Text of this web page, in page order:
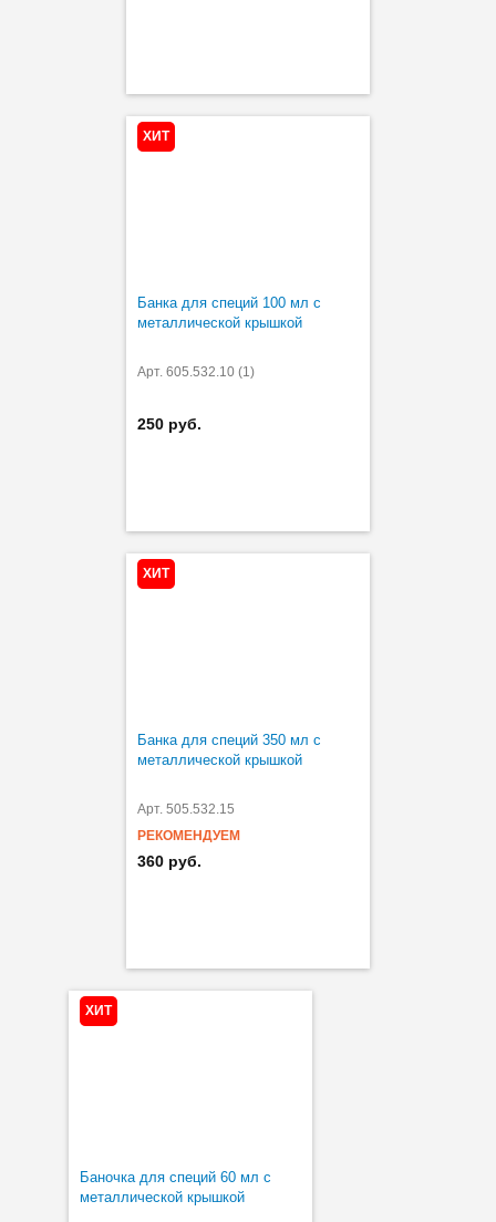
ХИТ
Банка для специй 100 мл с
металлической крышкой
Арт. 605.532.10 (1)
250 руб.
ХИТ
Банка для специй 350 мл с
металлической крышкой
Арт. 505.532.15
РЕКОМЕНДУЕМ
360 руб.
ХИТ
Баночка для специй 60 мл с
металлической крышкой